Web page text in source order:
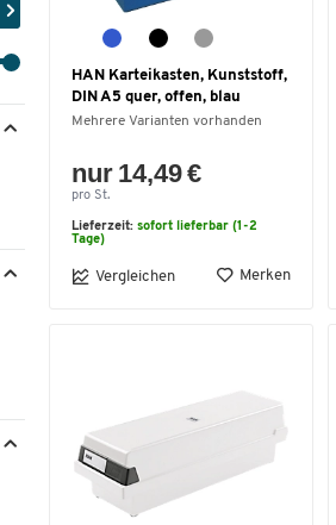
HAN Karteikasten, Kunststoff,
DIN A5 quer, offen, blau
Mehrere Varianten vorhanden
nur 14,49 €
pro St.
Lieferzeit: sofort lieferbar (1-2
Tage)
Vergleichen Merken